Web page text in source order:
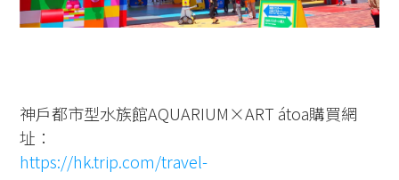
神戶都市型水族館AQUARIUM×ART átoa購買網
址：
https://hk.trip.com/travel-